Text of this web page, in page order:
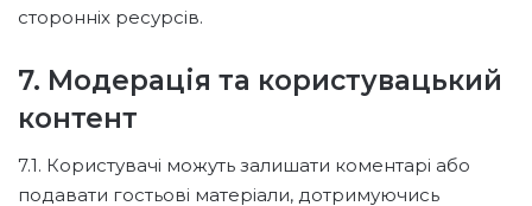
сторонніх ресурсів.
7. Модерація та користувацький
контент
7.1. Користувачі можуть залишати коментарі або
подавати гостьові матеріали, дотримуючись